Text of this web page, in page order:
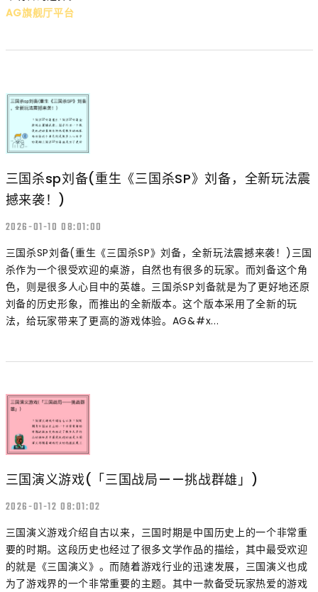
AG旗舰厅平台
三国杀sp刘备(重生《三国杀SP》刘备，全新玩法震
撼来袭！)
2026-01-10 08:01:00
三国杀SP刘备(重生《三国杀SP》刘备，全新玩法震撼来袭！)三国
杀作为一个很受欢迎的桌游，自然也有很多的玩家。而刘备这个角
色，则是很多人心目中的英雄。三国杀SP刘备就是为了更好地还原
刘备的历史形象，而推出的全新版本。这个版本采用了全新的玩
法，给玩家带来了更高的游戏体验。AG&#x...
三国演义游戏(「三国战局——挑战群雄」)
2026-01-12 08:01:02
三国演义游戏介绍自古以来，三国时期是中国历史上的一个非常重
要的时期。这段历史也经过了很多文学作品的描绘，其中最受欢迎
的就是《三国演义》。而随着游戏行业的迅速发展，三国演义也成
为了游戏界的一个非常重要的主题。其中一款备受玩家热爱的游戏